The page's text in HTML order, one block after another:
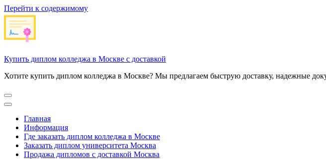
Перейти к содержимому
Купить диплом колледжа в Москве с доставкой
Хотите купить диплом колледжа в Москве? Мы предлагаем быструю доставку, надежные
Главная
Информация
Где заказать диплом колледжа в Москве
Заказать диплом университета Москва
Продажа дипломов с доставкой Москва